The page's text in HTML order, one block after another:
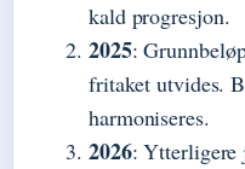
kald progresjon.
2025:
fritaket utvides.
harmoniseres.
2026: Ytterligere